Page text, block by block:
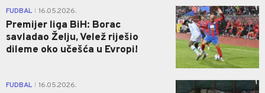
FUDBAL 16.05.2026.
Premijer liga BiH: Borac
savladao Želju, Velež riješio
dileme oko učešća u Evropi!
1
FUDBAL 16.05.2026. 1